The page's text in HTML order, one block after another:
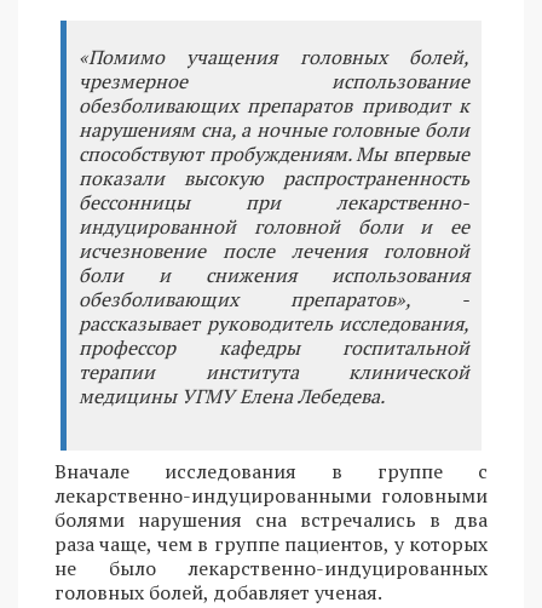
«Помимо учащения головных болей,
чрезмерное использование
обезболивающих препаратов приводит к
нарушениям сна, а ночные головные боли
способствуют пробуждениям. Мы впервые
показали высокую распространенность
бессонницы при лекарственно-
индуцированной головной боли и ее
исчезновение после лечения головной
боли и снижения использования
обезболивающих препаратов», -
рассказывает руководитель исследования,
профессор кафедры госпитальной
терапии института клинической
медицины УГМУ Елена Лебедева.
Вначале исследования в группе с
лекарственно-индуцированными головными
болями нарушения сна встречались в два
раза чаще, чем в группе пациентов, у которых
не было лекарственно-индуцированных
головных болей, добавляет ученая.